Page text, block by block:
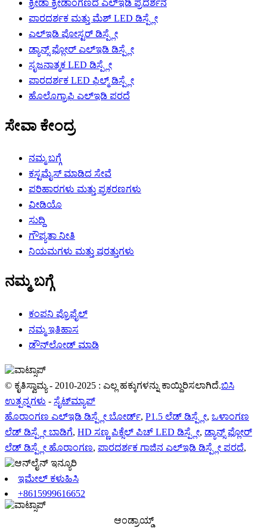
ಕ್ರೀಡಾ ಕ್ರೀಡಾಂಗಣದ ಎಲ್ಇಡಿ ಪ್ರದರ್ಶನ
ಪಾರದರ್ಶಕ ಮತ್ತು ಮೆಶ್ LED ಡಿಸ್ಪ್ಲೇ
ಎಲ್ಇಡಿ ಪೋಸ್ಟರ್ ಡಿಸ್ಪ್ಲೇ
ಡ್ಯಾನ್ಸ್ ಫ್ಲೋರ್ ಎಲ್ಇಡಿ ಡಿಸ್ಪ್ಲೇ
ಸೃಜನಾತ್ಮಕ LED ಡಿಸ್ಪ್ಲೇ
ಪಾರದರ್ಶಕ LED ಫಿಲ್ಮ್ ಡಿಸ್ಪ್ಲೇ
ಹೊಲೊಗ್ರಾಫಿ ಎಲ್ಇಡಿ ಪರದೆ
ಸೇವಾ ಕೇಂದ್ರ
ನಮ್ಮ ಬಗ್ಗೆ
ಕಸ್ಟಮೈಸ್ ಮಾಡಿದ ಸೇವೆ
ಪರಿಹಾರಗಳು ಮತ್ತು ಪ್ರಕರಣಗಳು
ವೀಡಿಯೊ
ಸುದ್ದಿ
ಗೌಪ್ಯತಾ ನೀತಿ
ನಿಯಮಗಳು ಮತ್ತು ಷರತ್ತುಗಳು
ನಮ್ಮ ಬಗ್ಗೆ
ಕಂಪನಿ ಪ್ರೊಫೈಲ್
ನಮ್ಮ ಇತಿಹಾಸ
ಡೌನ್‌ಲೋಡ್ ಮಾಡಿ
© ಕೃತಿಸ್ವಾಮ್ಯ - 2010-2025 : ಎಲ್ಲ ಹಕ್ಕುಗಳನ್ನು ಕಾಯ್ದಿರಿಸಲಾಗಿದೆ.ಬಿಸಿ
ಉತ್ಪನ್ನಗಳು - ಸೈಟ್‌ಮ್ಯಾಪ್
ಹೊರಾಂಗಣ ಎಲ್ಇಡಿ ಡಿಸ್ಪ್ಲೇ ಬೋರ್ಡ್, P1.5 ಲೆಡ್ ಡಿಸ್ಪ್ಲೇ, ಒಳಾಂಗಣ
ಲೆಡ್ ಡಿಸ್ಪ್ಲೇ ಬಾಡಿಗೆ, HD ಸಣ್ಣ ಪಿಕ್ಸೆಲ್ ಪಿಚ್ LED ಡಿಸ್ಪ್ಲೇ, ಡ್ಯಾನ್ಸ್ ಫ್ಲೋರ್
ಲೆಡ್ ಡಿಸ್ಪ್ಲೇ ಹೊರಾಂಗಣ, ಪಾರದರ್ಶಕ ಗಾಜಿನ ಎಲ್ಇಡಿ ಡಿಸ್ಪ್ಲೇ ಪರದೆ,
ಇಮೇಲ್ ಕಳುಹಿಸಿ
+8615999616652
ಆಂಡ್ರಾಯ್ಡ್